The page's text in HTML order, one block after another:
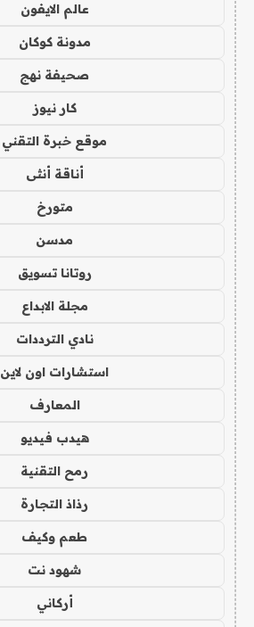
عالم الايفون
مدونة كوكان
صحيفة نهج
كار نيوز
موقع خبرة التقني
أناقة أنثى
متورخ
مدسن
روتانا تسويق
مجلة الابداع
نادي الترددات
استشارات اون لاين
المعارف
هيدب فيديو
رمح التقنية
رذاذ التجارة
طعم وكيف
شهود نت
أركاني